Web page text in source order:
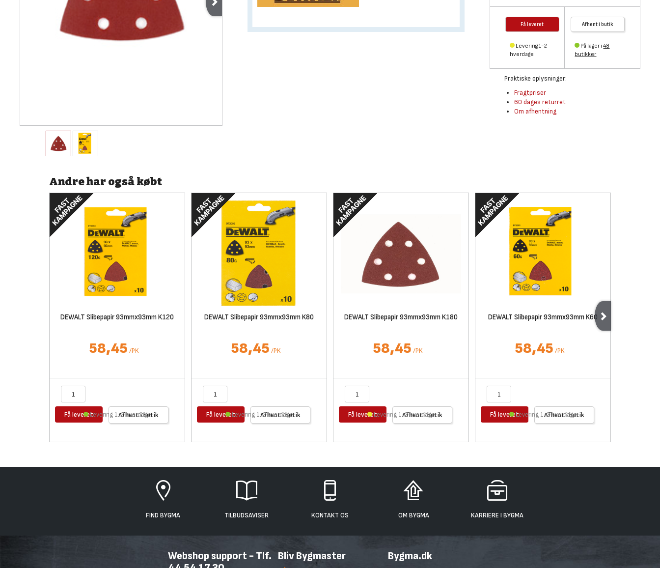
Få leveret
Levering 1-2
hverdage
Afhent i butik
På lager i48
butikker
Praktiske oplysninger:
Fragtpriser
60 dages returret
Om afhentning
Andre har også købt
DEWALT Slibepapir 93mmx93mm K120
58,45 /PK
Få leveret Afhent i butik
Levering 1-2 hverdage
DEWALT Slibepapir 93mmx93mm K80
58,45 /PK
Få leveret Afhent i butik
Levering 1-2 hverdage
DEWALT Slibepapir 93mmx93mm K180
58,45 /PK
Få leveret Afhent i butik
Levering 1-2 hverdage
DEWALT Slibepapir 93mmx93mm K60
58,45 /PK
Få leveret Afhent i butik
Levering 1-2 hverdage
FIND BYGMA TILBUDSAVISER KONTAKT OS OM BYGMA KARRIERE I BYGMA
Webshop support - Tlf. Bliv Bygmaster Bygma.dk